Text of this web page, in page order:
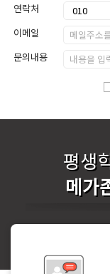
연락처
이메일
문의내용
평생
메가